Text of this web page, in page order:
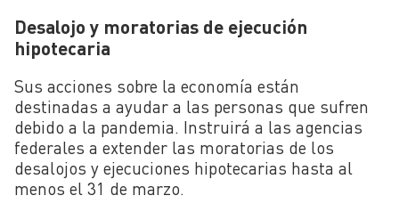
Desalojo y moratorias de ejecución
hipotecaria
Sus acciones sobre la economía están
destinadas a ayudar a las personas que sufren
debido a la pandemia. Instruirá a las agencias
federales a extender las moratorias de los
desalojos y ejecuciones hipotecarias hasta al
menos el 31 de marzo.